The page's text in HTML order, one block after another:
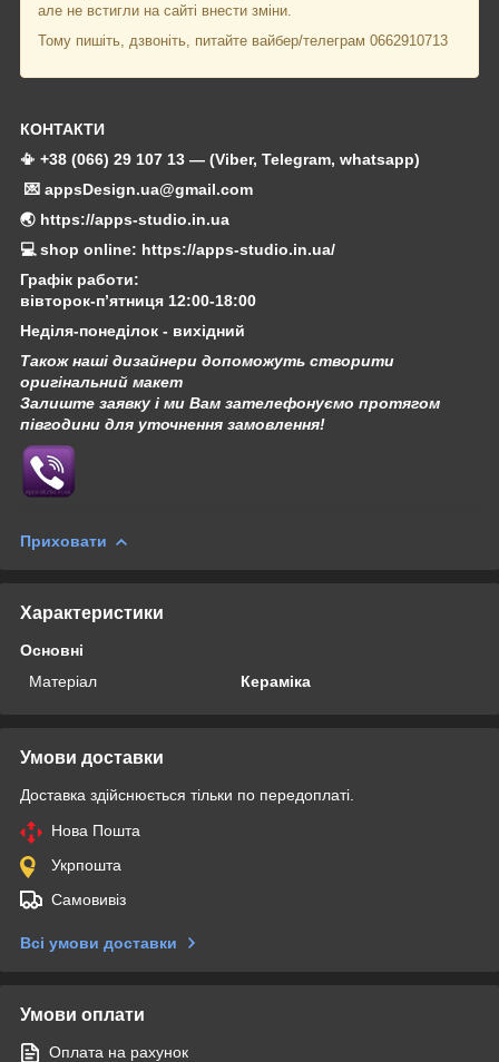
але не встигли на сайті внести зміни.
Тому пишіть, дзвоніть, питайте вайбер/телеграм 0662910713
КОНТАКТИ
📳 +38 (066) 29 107 13 — (Viber, Telegram, whatsapp)
💌 appsDesign.ua@gmail.com
🌏 https://apps-studio.in.ua
💻 shop online: https://apps-studio.in.ua/
Графік работи:
вівторок-п’ятниця 12:00-18:00
Неділя-понеділок - вихідний
Також наші дизайнери допоможуть створити
оригінальний макет
Залиште заявку і ми Вам зателефонуємо протягом
півгодини для уточнення замовлення!
Приховати
Характеристики
Основні
Матеріал
Кераміка
Умови доставки
Доставка здійснюється тільки по передоплаті.
Нова Пошта
Укрпошта
Самовивіз
Всі умови доставки
Умови оплати
Оплата на рахунок